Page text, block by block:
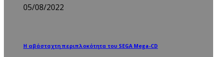
05/08/2022
Η αβάσταχτη περιπλοκότητα του SEGA Mega-CD